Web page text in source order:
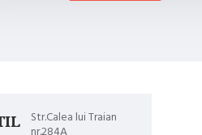
Str.Calea lui Traian
nr.284A